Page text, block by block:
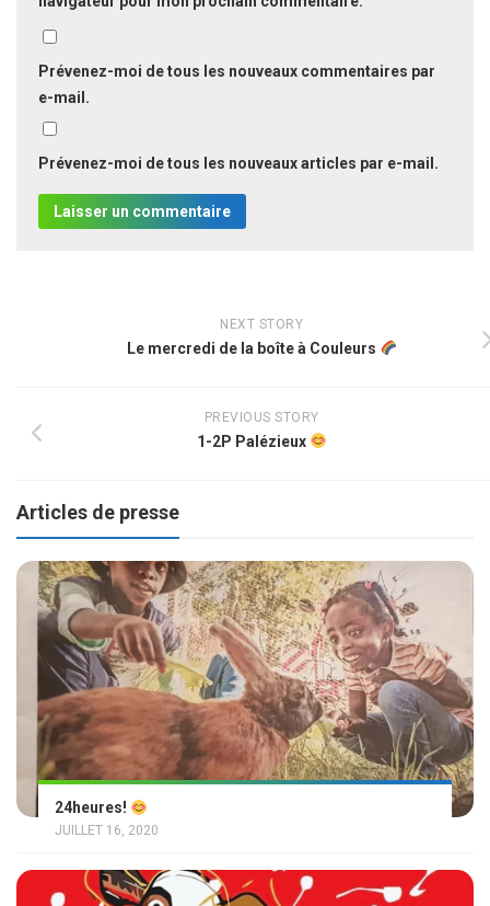
Prévenez-moi de tous les nouveaux commentaires par
e-mail.
Prévenez-moi de tous les nouveaux articles par e-mail.
NEXT STORY
Le mercredi de la boîte à Couleurs
PREVIOUS STORY
1-2P Palézieux
Articles de presse
24heures!
JUILLET 16, 2020